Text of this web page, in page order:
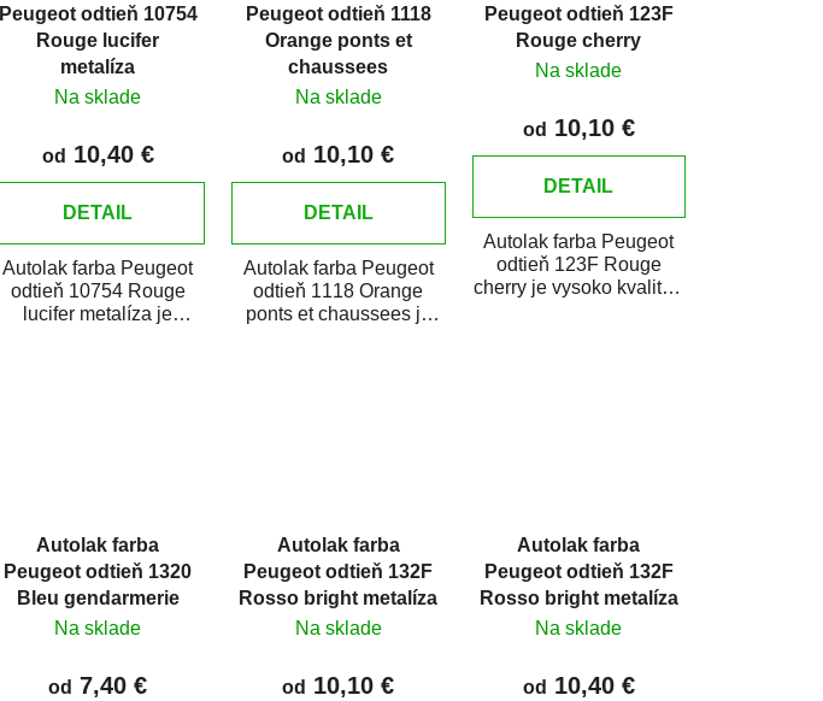
Peugeot odtieň 10754
Rouge lucifer
metalíza
Na sklade
od 10,40 €
DETAIL
Autolak farba Peugeot
odtieň 10754 Rouge
lucifer metalíza je
Peugeot odtieň 1118
Orange ponts et
chaussees
Na sklade
od 10,10 €
DETAIL
Autolak farba Peugeot
odtieň 1118 Orange
ponts et chaussees je
Peugeot odtieň 123F
Rouge cherry
Na sklade
od 10,10 €
DETAIL
Autolak farba Peugeot
odtieň 123F Rouge
cherry je vysoko kvalitná
Autolak farba
Peugeot odtieň 1320
Bleu gendarmerie
Na sklade
od 7,40 €
Autolak farba
Peugeot odtieň 132F
Rosso bright metalíza
Na sklade
od 10,10 €
Autolak farba
Peugeot odtieň 132F
Rosso bright metalíza
Na sklade
od 10,40 €